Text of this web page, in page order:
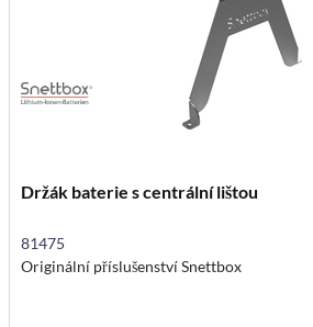
Držák baterie s centrální lištou
81475
Originální příslušenství Snettbox